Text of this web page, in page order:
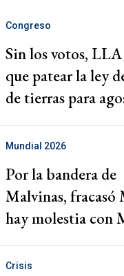
Congreso
Sin los votos,
que patear la ley
de tierras para
Mundial 2026
Por la bandera de
Malvinas, fracasó
hay molestia con
Crisis